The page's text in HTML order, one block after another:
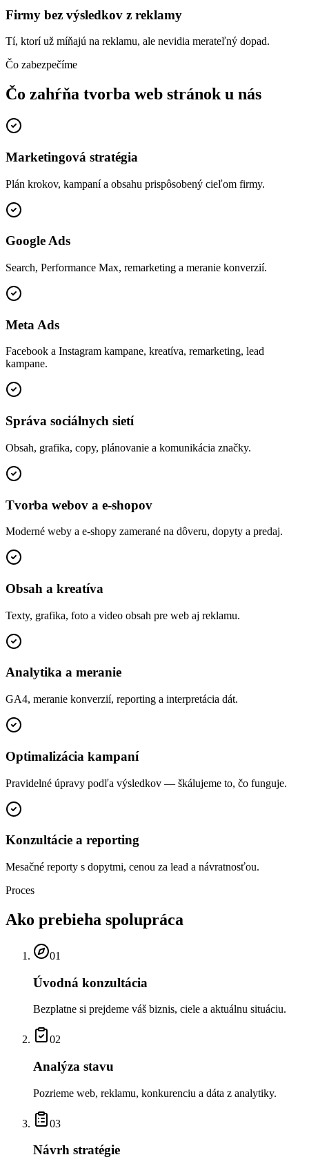
Firmy bez výsledkov z reklamy
Tí, ktorí už míňajú na reklamu, ale nevidia merateľný dopad.
Čo zabezpečíme
Čo zahŕňa tvorba web stránok u nás
Marketingová stratégia
Plán krokov, kampaní a obsahu prispôsobený cieľom firmy.
Google Ads
Search, Performance Max, remarketing a meranie konverzií.
Meta Ads
Facebook a Instagram kampane, kreatíva, remarketing, lead
kampane.
Správa sociálnych sietí
Obsah, grafika, copy, plánovanie a komunikácia značky.
Tvorba webov a e-shopov
Moderné weby a e-shopy zamerané na dôveru, dopyty a predaj.
Obsah a kreatíva
Texty, grafika, foto a video obsah pre web aj reklamu.
Analytika a meranie
GA4, meranie konverzií, reporting a interpretácia dát.
Optimalizácia kampaní
Pravidelné úpravy podľa výsledkov — škálujeme to, čo funguje.
Konzultácie a reporting
Mesačné reporty s dopytmi, cenou za lead a návratnosťou.
Proces
Ako prebieha spolupráca
01
Úvodná konzultácia
Bezplatne si prejdeme váš biznis, ciele a aktuálnu situáciu.
02
Analýza stavu
Pozrieme web, reklamu, konkurenciu a dáta z analytiky.
03
Návrh stratégie